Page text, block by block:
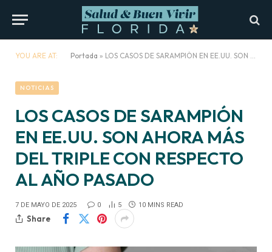
YOU ARE AT: Portada » LOS CASOS DE SARAMPIÓN EN EE.UU. SON AHORA MÁS DEL TRIPLE CON RESPECTO AL AÑO PASADO
NOTICIAS
LOS CASOS DE SARAMPIÓN
EN EE.UU. SON AHORA MÁS
DEL TRIPLE CON RESPECTO
AL AÑO PASADO
7 DE MAYO DE 2025 0 5 10 MINS READ
Share